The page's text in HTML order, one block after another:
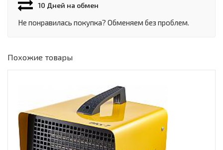
10 Дней на обмен
Не понравилась покупка? Обменяем без проблем.
Похожие товары